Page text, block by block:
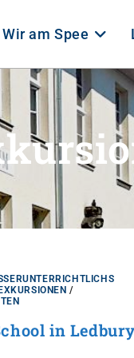
Wir am Spee
L
/
in